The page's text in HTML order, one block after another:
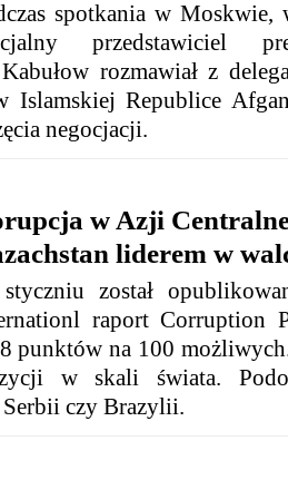
spotkania w
przedstawiciel
rozmawiał z
Republice
negocjacji.
w Azji
liderem w
został
raport Corruption
punktów na 100
w skali świata.
czy Brazylii.